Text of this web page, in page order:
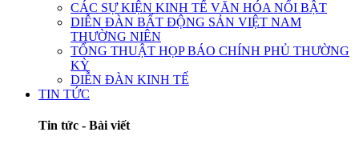
CÁC SỰ KIỆN KINH TẾ VĂN HÓA NỔI BẬT
DIỄN ĐÀN BẤT ĐỘNG SẢN VIỆT NAM
THƯỜNG NIÊN
TỔNG THUẬT HỌP BÁO CHÍNH PHỦ THƯỜNG
KỲ
DIỄN ĐÀN KINH TẾ
TIN TỨC
Tin tức - Bài viết